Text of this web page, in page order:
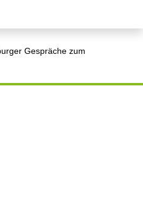
Gespräche zum